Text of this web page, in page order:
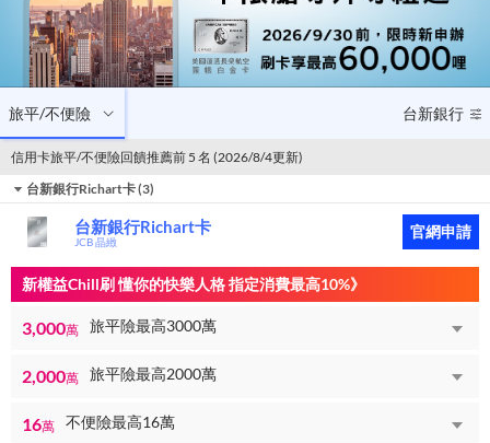
旅平/不便險 台新銀行
信用卡旅平/不便險回饋推薦前 5 名 (2026/8/4更新)
台新銀行Richart卡(3)
台新銀行Richart卡
JCB 晶緻
官網申請
新權益Chill刷 懂你的快樂人格 指定消費最高10%》
3,000萬 旅平險最高3000萬
2,000萬 旅平險最高2000萬
16萬 不便險最高16萬